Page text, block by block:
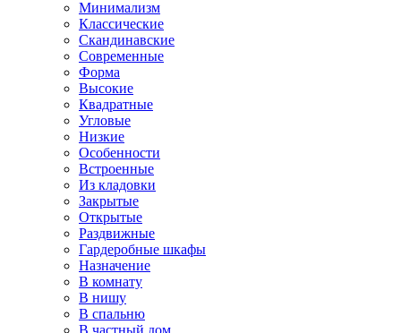
Минимализм
Классические
Скандинавские
Современные
Форма
Высокие
Квадратные
Угловые
Низкие
Особенности
Встроенные
Из кладовки
Закрытые
Открытые
Раздвижные
Гардеробные шкафы
Назначение
В комнату
В нишу
В спальню
В частный дом